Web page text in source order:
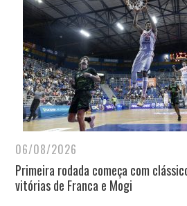
06/08/2026
Primeira rodada começa com
vitórias de Franca e Mogi